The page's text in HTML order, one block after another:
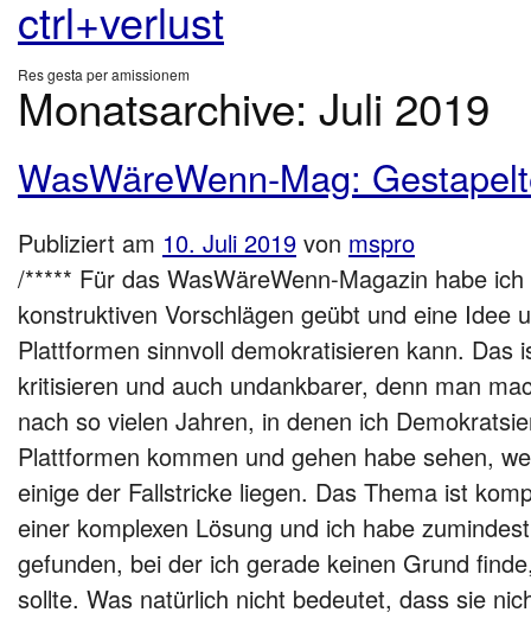
ctrl+verlust
Res gesta per amissionem
Monatsarchive: Juli 2019
WasWäreWenn-Mag:
Publiziert am 10. Juli 2019 von mspro
/***** Für das WasWäreWenn-Magazin habe
konstruktiven Vorschlägen geübt und eine Idee
Plattformen sinnvoll demokratisieren kann. Das
kritisieren und auch undankbarer, denn man
nach so vielen Jahren, in denen ich
Plattformen kommen und gehen habe sehen,
einige der Fallstricke liegen. Das Thema ist
einer komplexen Lösung und ich habe
gefunden, bei der ich gerade keinen Grund
sollte. Was natürlich nicht bedeutet, dass sie